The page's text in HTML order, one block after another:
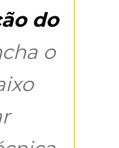
do
o